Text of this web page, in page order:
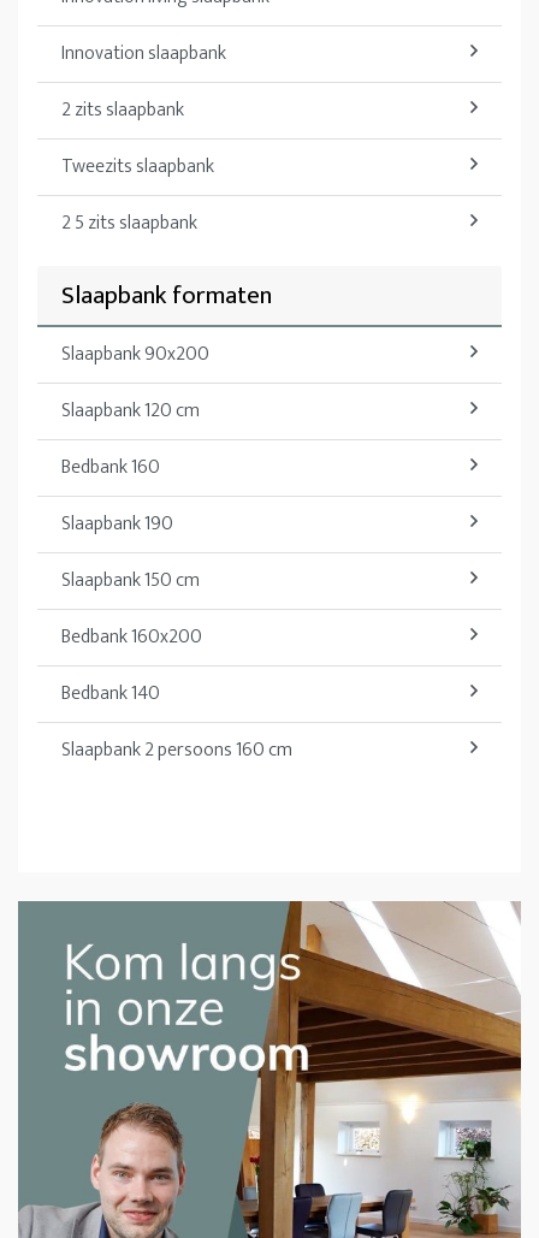
Innovation slaapbank
2 zits slaapbank
Tweezits slaapbank
2 5 zits slaapbank
Slaapbank formaten
Slaapbank 90x200
Slaapbank 120 cm
Bedbank 160
Slaapbank 190
Slaapbank 150 cm
Bedbank 160x200
Bedbank 140
Slaapbank 2 persoons 160 cm